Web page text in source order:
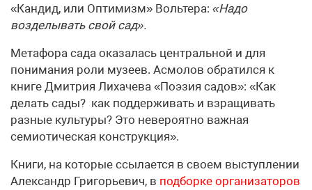
«Кандид, или Оптимизм» Вольтера: «Надо
возделывать свой сад».
Метафора сада оказалась центральной и для
понимания роли музеев. Асмолов обратился к
книге Дмитрия Лихачева «Поэзия садов»: «Как
делать сады? как поддерживать и взращивать
разные культуры? Это невероятно важная
семиотическая конструкция».
Книги, на которые ссылается в своем выступлении
Александр Григорьевич, в подборке организаторов